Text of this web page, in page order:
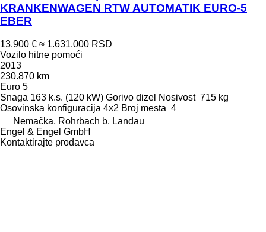
KRANKENWAGEN RTW AUTOMATIK EURO-5
EBER
13.900 € ≈ 1.631.000 RSD
Vozilo hitne pomoći
2013
230.870 km
Euro 5
Snaga 163 k.s. (120 kW) Gorivo dizel Nosivost 715 kg
Osovinska konfiguracija 4x2 Broj mesta 4
Nemačka, Rohrbach b. Landau
Engel & Engel GmbH
Kontaktirajte prodavca